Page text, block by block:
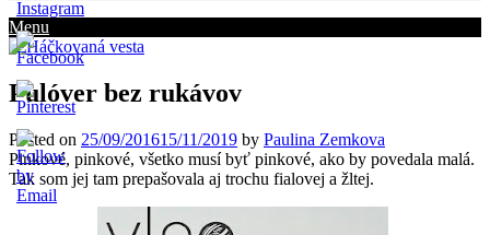
Menu
Pulóver bez rukávov
Posted on 25/09/201615/11/2019 by Paulina Zemkova
Pinkové, pinkové, všetko musí byť pinkové, ako by povedala malá.
Tak som jej tam prepašovala aj trochu fialovej a žltej.